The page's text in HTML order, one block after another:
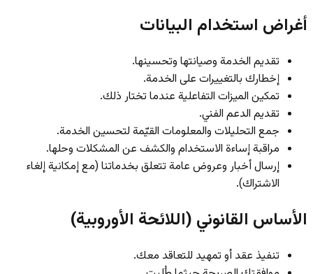
أغراض استخدام البيانات
تقديم الخدمة وصيانتها وتحسينها.
إخطارك بالتغييرات على الخدمة.
تمكين الميزات التفاعلية عندما تختار ذلك.
تقديم الدعم الفني.
جمع التحليلات والمعلومات القيّمة لتحسين الخدمة.
مراقبة إساءة الاستخدام والكشف عن المشكلات وحلها.
إرسال أخبار وعروض عامة تتعلق بخدماتنا (مع إمكانية إلغاء
الاشتراك).
الأساس القانوني (اللائحة الأوروبية)
تنفيذ عقد أو تمهيد للتعاقد معك.